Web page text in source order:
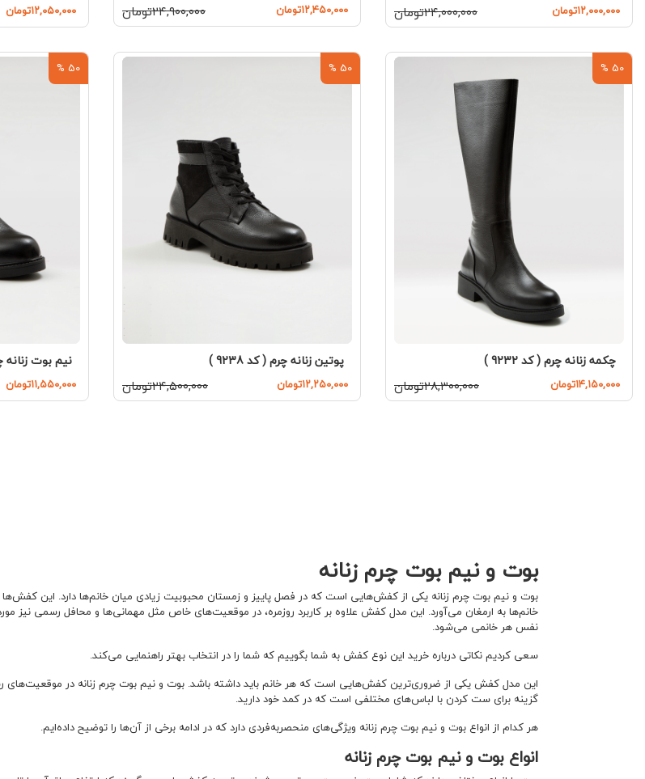
۱۲,۰۰۰,۰۰۰تومان ۲۴,۰۰۰,۰۰۰تومان ۱۲,۴۵۰,۰۰۰تومان ۲۴,۹۰۰,۰۰۰تومان ۱۲,۰۵۰,۰۰۰تومان
50 %
چکمه زنانه چرم ( کد 9232 )
۱۴,۱۵۰,۰۰۰تومان ۲۸,۳۰۰,۰۰۰تومان
50 %
پوتین زنانه چرم ( کد 9238 )
۱۲,۲۵۰,۰۰۰تومان ۲۴,۵۰۰,۰۰۰تومان
50 %
نیم بوت زنانه
۱۱,۵۵۰,۰۰۰تومان
بوت و نیم بوت چرم زنانه
بوت و نیم بوت چرم زنانه یکی از کفش‌هایی است که در فصل پاییز و زمستان محبوبیت زیادی میان خانم‌ها دارد‌. این
خانم‌ها به ارمغان می‌آورد. این مدل کفش علاوه بر کاربرد روزمره، در موقعیت‌های خاص مثل مهمانی‌ها و محافل رسمی نیز مورد
نفس هر خانمی می‌شود.
سعی کردیم نکاتی درباره خرید این نوع کفش به شما بگوییم که شما را در انتخاب بهتر راهنمایی می‌کند.
این مدل کفش یکی از ضروری‌ترین کفش‌هایی است که هر خانم باید داشته باشد. بوت و نیم بوت چرم زنانه در موقعیت‌های
گزینه برای ست کردن با لباس‌های مختلفی است که در کمد خود دارید.
هر کدام از انواع بوت و نیم بوت چرم زنانه ویژگی‌های منحصربه‌فردی دارد که در ادامه برخی از آن‌ها را توضیح داده‌ایم.
انواع بوت و نیم بوت چرم زنانه